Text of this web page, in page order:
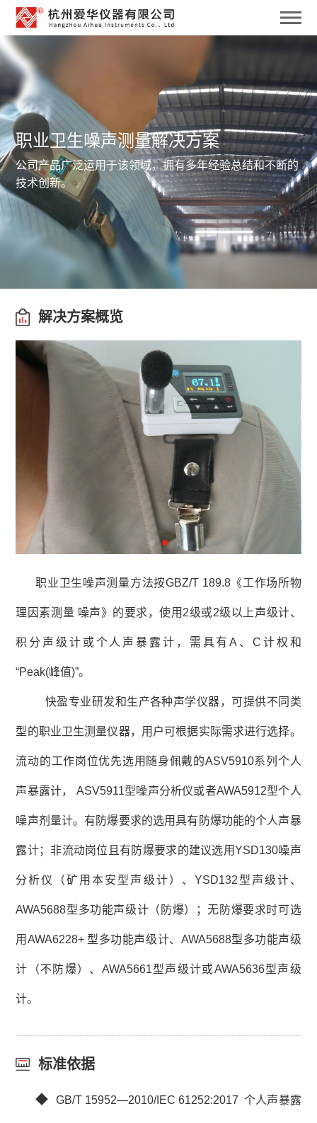
职业卫生噪声测量解决方案
公司产品广泛运用于该领域，拥有多年经验总结和不断的
技术创新。
解决方案概览
职业卫生噪声测量方法按GBZ/T 189.8《工作场所物
理因素测量 噪声》的要求，使用2级或2级以上声级计、
积分声级计或个人声暴露计，需具有A、C计权和
“Peak(峰值)”。
快盈专业研发和生产各种声学仪器，可提供不同类
型的职业卫生测量仪器，用户可根据实际需求进行选择。
流动的工作岗位优先选用随身佩戴的ASV5910系列个人
声暴露计， ASV5911型噪声分析仪或者AWA5912型个人
噪声剂量计。有防爆要求的选用具有防爆功能的个人声暴
露计；非流动岗位且有防爆要求的建议选用YSD130噪声
分析仪（矿用本安型声级计）、YSD132型声级计、
AWA5688型多功能声级计 （防爆） ；无防爆要求时可选
用AWA6228+ 型多功能声级计、 AWA5688型多功能声级
计（不防爆）、 AWA5661型声级计或AWA5636型声级
计。
标准依据
◆ GB/T 15952—2010/IEC 61252:2017 个人声暴露